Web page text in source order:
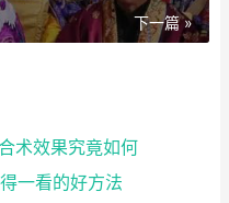
下一篇 »
术效果究竟如何
一看的好方法